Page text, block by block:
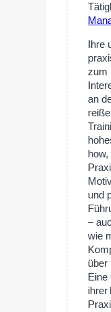
Ihre
zum
an
und
–
wie
über
Eine
ihrer